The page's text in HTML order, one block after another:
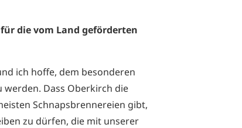
die vom Land geförderten
ich hoffe, dem besonderen
werden. Dass Oberkirch die
Schnapsbrennereien gibt,
zu dürfen, die mit unserer